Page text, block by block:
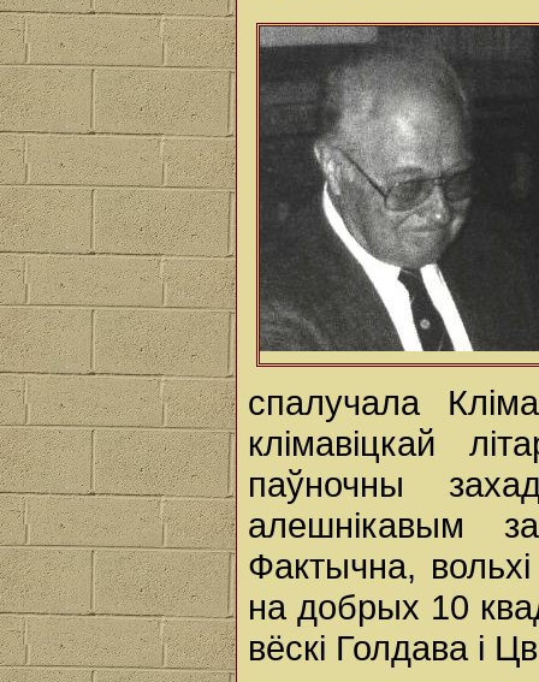
спалучала
клімавіцкай
паўночны
алешнікавым
Фактычна,
на добрых 10
вёскі Голдава і